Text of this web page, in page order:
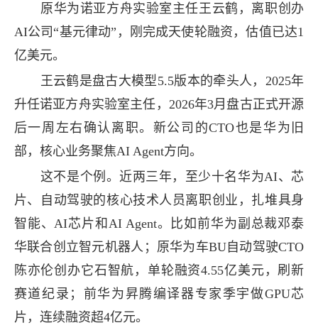
原华为诺亚方舟实验室主任王云鹤，离职创办
AI公司“基元律动”，刚完成天使轮融资，估值已达1
亿美元。
王云鹤是盘古大模型5.5版本的牵头人，2025年
升任诺亚方舟实验室主任，2026年3月盘古正式开源
后一周左右确认离职。新公司的CTO也是华为旧
部，核心业务聚焦AI Agent方向。
这不是个例。近两三年，至少十名华为AI、芯
片、自动驾驶的核心技术人员离职创业，扎堆具身
智能、AI芯片和AI Agent。比如前华为副总裁邓泰
华联合创立智元机器人；原华为车BU自动驾驶CTO
陈亦伦创办它石智航，单轮融资4.55亿美元，刷新
赛道纪录；前华为昇腾编译器专家季宇做GPU芯
片，连续融资超4亿元。